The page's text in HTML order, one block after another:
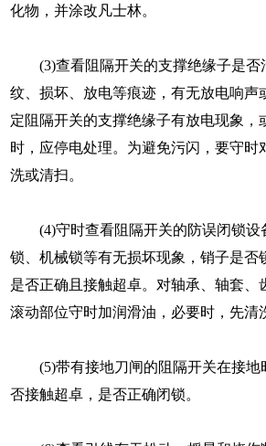
化物，并涂改凡士林。
(3)查看阻隔开关的支撑绝缘子是否
纹、损坏、放电等痕迹，有无放电响声
定阻隔开关的支撑绝缘子有放电现象，
时，应停电处理。为避免污闪，要守时
洗或清扫。
(4)守时查看阻隔开关的防误闭锁设
锁、机械锁等有无损坏现象，销子是否
是否正确且接触超卓。对轴承、轴套、
滚动部位守时加润滑油，必要时，先清
(5)带有接地刀闸的阻隔开关在接地
否接触超卓，是否正确闭锁。